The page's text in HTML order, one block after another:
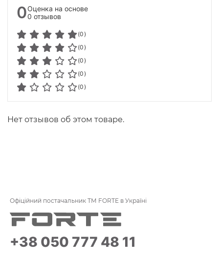
0Оценка на основе
0 отзывов
(0)
(0)
(0)
(0)
(0)
Нет отзывов об этом товаре.
Офіційний постачальник ТМ FORTE в Україні
+38 050 777 48 11